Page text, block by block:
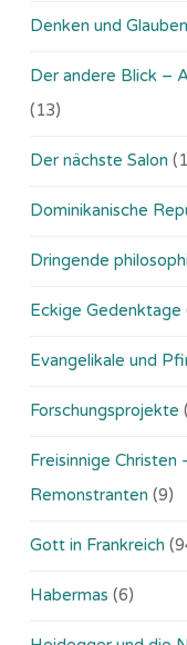
Denken und Glauben
Der andere Blick –
(13)
Der nächste Salon
Dominikanische
Dringende
Eckige Gedenktage
Evangelikale und
Forschungsprojekte
Freisinnige Christen
Remonstranten (9)
Gott in Frankreich
Habermas (6)